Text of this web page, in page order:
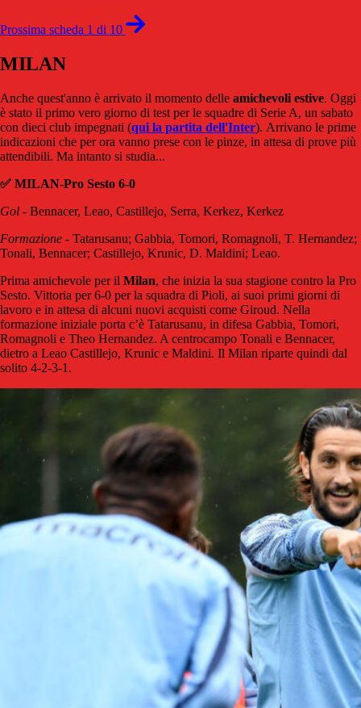
Prossima scheda 1 di 10
MILAN
Anche quest'anno è arrivato il momento delle amichevoli estive. Oggi
è stato il primo vero giorno di test per le squadre di Serie A, un sabato
con dieci club impegnati (qui la partita dell'Inter). Arrivano le prime
indicazioni che per ora vanno prese con le pinze, in attesa di prove più
attendibili. Ma intanto si studia...
✅ MILAN-Pro Sesto 6-0
Gol - Bennacer, Leao, Castillejo, Serra, Kerkez, Kerkez
Formazione - Tatarusanu; Gabbia, Tomori, Romagnoli, T. Hernandez;
Tonali, Bennacer; Castillejo, Krunic, D. Maldini; Leao.
Prima amichevole per il Milan, che inizia la sua stagione contro la Pro
Sesto. Vittoria per 6-0 per la squadra di Pioli, ai suoi primi giorni di
lavoro e in attesa di alcuni nuovi acquisti come Giroud. Nella
formazione iniziale porta c’è Tatarusanu, in difesa Gabbia, Tomori,
Romagnoli e Theo Hernandez. A centrocampo Tonali e Bennacer,
dietro a Leao Castillejo, Krunic e Maldini. Il Milan riparte quindi dal
solito 4-2-3-1.